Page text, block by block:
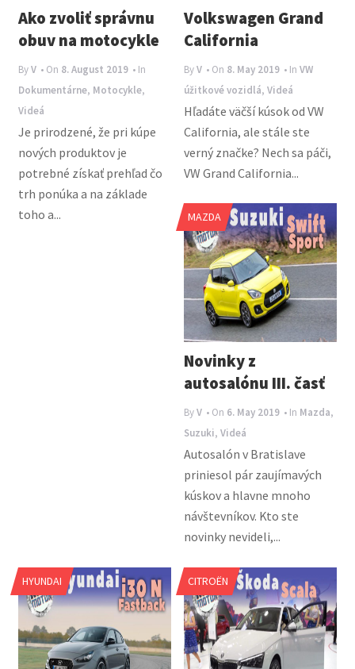
Ako zvoliť správnu
obuv na motocykle
ByV • On 8. August 2019 • In
Dokumentárne, Motocykle,
Videá
Je prirodzené, že pri kúpe
nových produktov je
potrebné získať prehľad čo
trh ponúka a na základe
toho a...
Volkswagen Grand
California
ByV • On 8. May 2019 • InVW
úžitkové vozidlá,Videá
Hľadáte väčší kúsok od VW
California, ale stále ste
verný značke? Nech sa páči,
VW Grand California...
MAZDA
Novinky z
autosalónu III. časť
ByV • On 6. May 2019 • In Mazda,
Suzuki,Videá
Autosalón v Bratislave
priniesol pár zaujímavých
kúskov a hlavne mnoho
návštevníkov. Kto ste
novinky nevideli,...
HYUNDAI CITROËN